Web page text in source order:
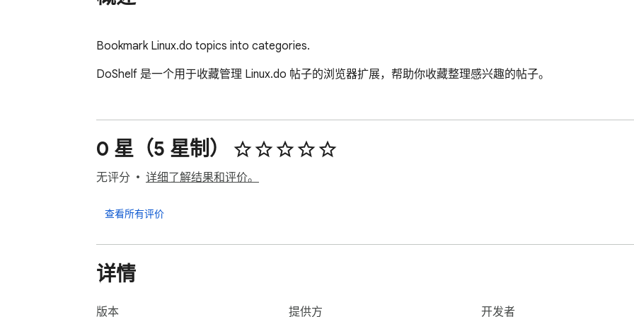
Bookmark Linux.do topics into categories.
DoShelf 是一个用于收藏管理 Linux.do 帖子的浏览器扩展，帮助你收藏整理感兴趣的帖子。
0 星（5 星制）
无评分 详细了解结果和评价。
查看所有评价
详情
版本 提供方 开发者